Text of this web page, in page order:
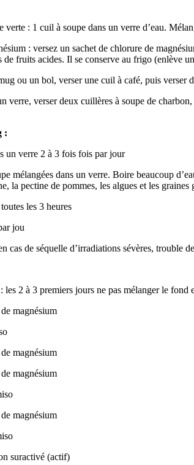
verte : 1 cuil à soupe dans un verre d’eau.
: versez un sachet de chlorure de
fruits acides. Il se conserve au frigo (enlève
ou un bol, verser une cuil à café, puis verser
verre, verser deux cuillères à soupe de
:
un verre 2 à 3 fois fois par jour
mélangées dans un verre. Boire beaucoup
la pectine de pommes, les algues et les graines
les 3 heures
jou
cas de séquelle d’irradiations sévères, trouble
2 à 3 premiers jours ne pas mélanger le fond
magnésium
magnésium
magnésium
magnésium
suractivé (actif)